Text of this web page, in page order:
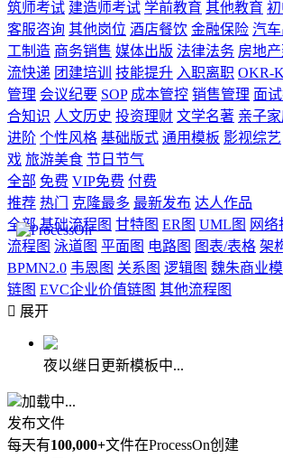
筑师考试 建造师考试 学前教育 其他教育
客服咨询 其他岗位 酒店餐饮 金融保险 汽
工制造 商务销售 媒体出版 法律法务 房地
流快递 团建培训 技能提升 入职离职 OKR-
管理 会议纪要 SOP 成本管控 销售管理 面
合知识 人文历史 投资理财 文学名著 亲子
进阶 个性风格 基础版式 通用模板 影视综艺
戏 旅游美食 节日节气
全部 免费 VIP免费 付费
推荐 热门 克隆最多 最新发布 达人作品
全部 基础流程图 甘特图 ER图 UML图 网络
流程图 泳道图 平面图 电路图 图表/表格 架
BPMN2.0 韦恩图 关系图 逻辑图 魏朱商业
链图 EVC企业价值链图 其他流程图
 展开
夜以继日更新模板中...
加载中...
发布文件
每天有100,000+文件在ProcessOn创建